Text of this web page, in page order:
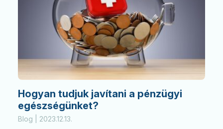
Hogyan tudjuk javítani a pénzügyi
egészségünket?
Blog | 2023.12.13.